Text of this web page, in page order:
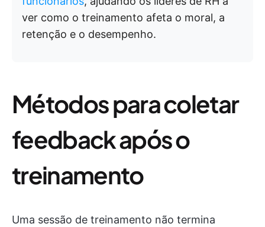
ver como o treinamento afeta o moral, a
retenção e o desempenho.
Métodos para coletar
feedback após o
treinamento
Uma sessão de treinamento não termina